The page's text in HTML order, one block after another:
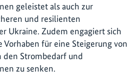
geleistet als auch zur
und resilienten
Ukraine. Zudem engagiert sich
für eine Steigerung von
den Strombedarf und
zu senken.